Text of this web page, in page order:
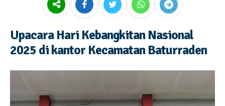
Upacara Hari Kebangkitan Nasional
2025 di kantor Kecamatan Baturraden